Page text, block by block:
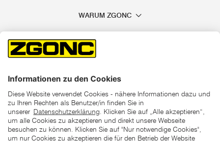
WARUM ZGONC
*der "statt"-Preis ist der niedrigste von uns in den letzten 30